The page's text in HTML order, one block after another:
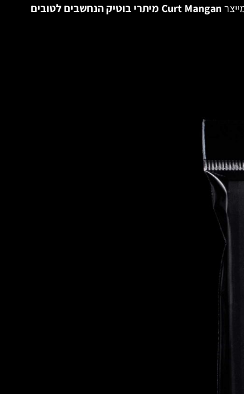
Curt Mangan מיתרי בוטיק הנחשבים לטובים